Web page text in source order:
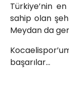
Türkiye’nin
sahip olan
Meydan da
başarılar…